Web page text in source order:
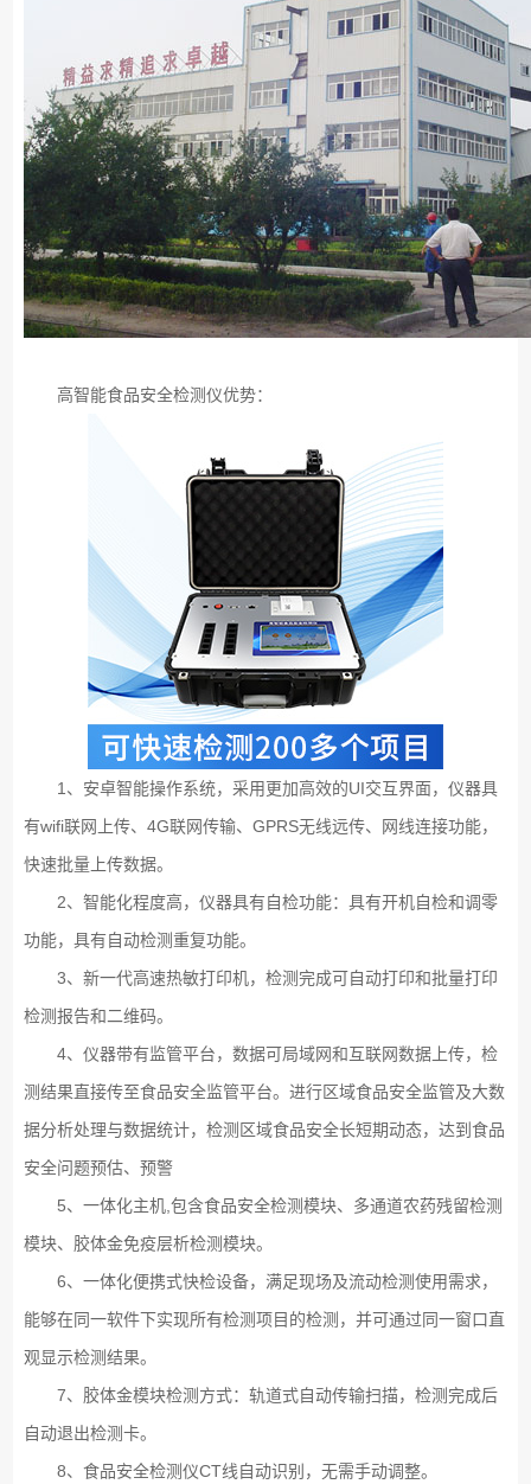
高智能食品安全检测仪优势：
1、安卓智能操作系统，采用更加高效的UI交互界面，仪器具
有wifi联网上传、4G联网传输、GPRS无线远传、网线连接功能，
快速批量上传数据。
2、智能化程度高，仪器具有自检功能：具有开机自检和调零
功能，具有自动检测重复功能。
3、新一代高速热敏打印机，检测完成可自动打印和批量打印
检测报告和二维码。
4、仪器带有监管平台，数据可局域网和互联网数据上传，检
测结果直接传至食品安全监管平台。进行区域食品安全监管及大数
据分析处理与数据统计，检测区域食品安全长短期动态，达到食品
安全问题预估、预警
5、一体化主机,包含食品安全检测模块、多通道农药残留检测
模块、胶体金免疫层析检测模块。
6、一体化便携式快检设备，满足现场及流动检测使用需求，
能够在同一软件下实现所有检测项目的检测，并可通过同一窗口直
观显示检测结果。
7、胶体金模块检测方式：轨道式自动传输扫描，检测完成后
自动退出检测卡。
8、食品安全检测仪CT线自动识别，无需手动调整。